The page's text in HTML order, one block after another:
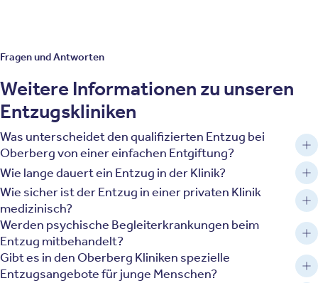
Fragen und Antworten
Weitere Informationen zu unseren
Entzugskliniken
Was unterscheidet den qualifizierten Entzug bei
Oberberg von einer einfachen Entgiftung?
Wie lange dauert ein Entzug in der Klinik?
Wie sicher ist der Entzug in einer privaten Klinik
medizinisch?
Werden psychische Begleiterkrankungen beim
Entzug mitbehandelt?
Gibt es in den Oberberg Kliniken spezielle
Entzugsangebote für junge Menschen?